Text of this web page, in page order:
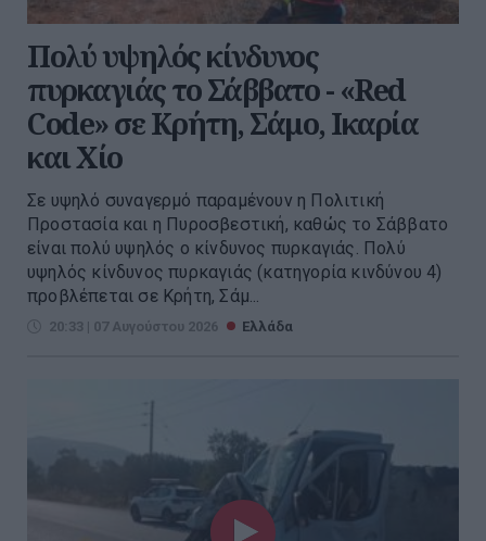
Πολύ υψηλός κίνδυνος
πυρκαγιάς το Σάββατο - «Red
Code» σε Κρήτη, Σάμο, Ικαρία
και Χίο
Σε υψηλό συναγερμό παραμένουν η Πολιτική
Προστασία και η Πυροσβεστική, καθώς το Σάββατο
είναι πολύ υψηλός ο κίνδυνος πυρκαγιάς. Πολύ
υψηλός κίνδυνος πυρκαγιάς (κατηγορία κινδύνου 4)
προβλέπεται σε Κρήτη, Σάμ...
20:33 | 07 Αυγούστου 2026 Ελλάδα